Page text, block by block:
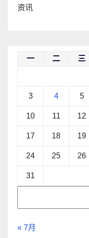
资讯
一 二 三
3 4 5
10 11 12
17 18 19
24 25 26
31
« 7月